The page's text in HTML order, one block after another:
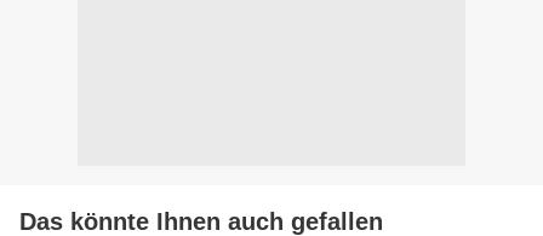
Das könnte Ihnen auch gefallen